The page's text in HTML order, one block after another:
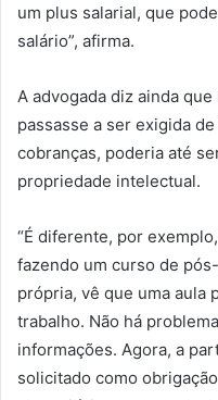
um plus salarial, que
salário”, afirma.
A advogada diz ainda
passasse a ser exigida
cobranças, poderia até
propriedade intelectual.
“É diferente, por
fazendo um curso de
própria, vê que uma aula
trabalho. Não há
informações. Agora, a
solicitado como